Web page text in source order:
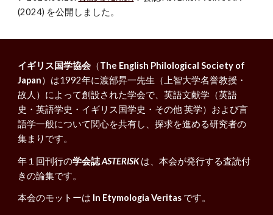
(2024) を公開しました。
イギリス国学協会 （The English Philological Society of
Japan）は1992年に渡部昇一先生（上智大学名誉教授・
故人）によって創設された学会で、英語文献学（英語
史・英語学史・イギリス国学史・その他 英学）および言
語学一般について関心を共有し、探求を進める研究者の
集まりです。
年１回刊行の学会誌ASTERISKは、本会が発行する査読付
きの論集です。
本会のモットーは In Etymologia Veritas です。